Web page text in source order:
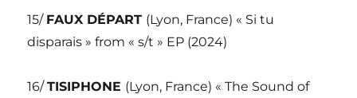
15/ FAUX DÉPART (Lyon, France) « Si tu
disparais » from « s/t » EP (2024)
16/TISIPHONE (Lyon, France) « The Sound of